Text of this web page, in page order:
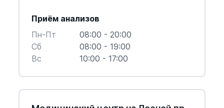
Приём анализов
Пн-Пт
08:00 - 20:00
Cб
08:00 - 19:00
Вс
10:00 - 17:00